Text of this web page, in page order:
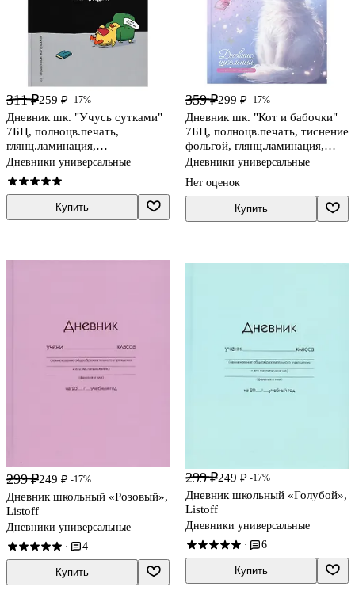
311 ₽259 ₽ -17%
Дневник шк. "Учусь сутками"
7БЦ, полноцв.печать,
глянц.ламинация,
универс.шпаргалка
Дневники универсальные
Купить
359 ₽299 ₽ -17%
Дневник шк. "Кот и бабочки"
7БЦ, полноцв.печать, тиснение
фольгой, глянц.ламинация,
пантон, универс.шпаргалка
Дневники универсальные
Нет оценок
Купить
299 ₽249 ₽ -17%
Дневник школьный «Розовый»,
Listoff
Дневники универсальные
· 4
Купить
299 ₽249 ₽ -17%
Дневник школьный «Голубой»,
Listoff
Дневники универсальные
· 6
Купить